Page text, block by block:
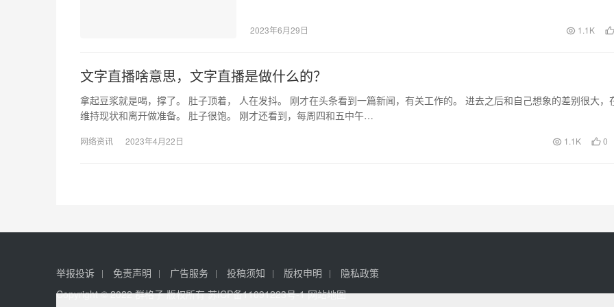
2023年6月29日 1.1K
文字直播啥意思，文字直播是做什么的？
拿起豆浆就是喝，撑了。 肚子顶着， 人在发抖。 刚才在头条看到一篇新闻，有关工作的。 进去之后和自己想象的差别很大，
维持现状和离开做准备。 肚子很饱。 刚才还看到，每周四和五中午…
网络资讯 2023年4月22日 1.1K 0
举报投诉 免责声明 广告服务 投稿须知 版权申明
隐私政策
Copyright © 2022 群格子 版权所有苏ICP备11091223号-1 网站地图